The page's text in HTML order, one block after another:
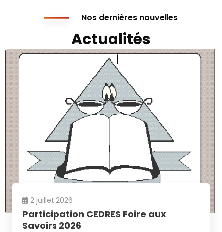
Nos dernières nouvelles
Actualités
2 juillet 2026
Participation CEDRES Foire aux
Savoirs 2026